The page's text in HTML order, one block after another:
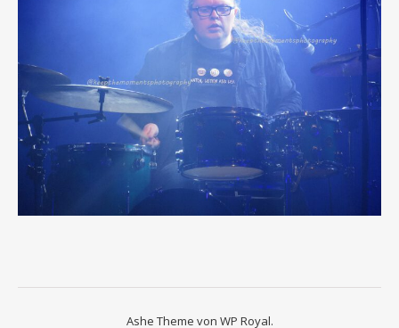
Ashe Theme von WP Royal.